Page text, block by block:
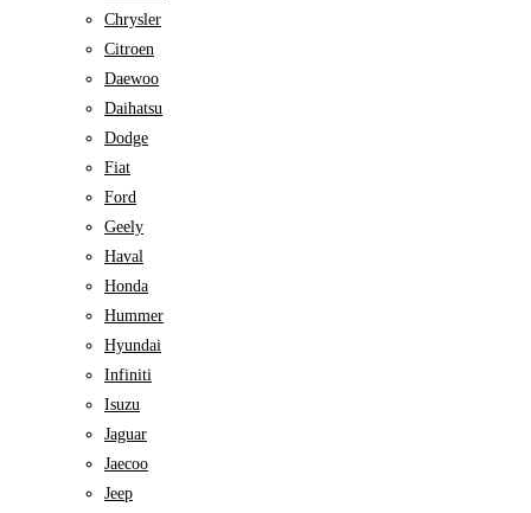
Chrysler
Citroen
Daewoo
Daihatsu
Dodge
Fiat
Ford
Geely
Haval
Honda
Hummer
Hyundai
Infiniti
Isuzu
Jaguar
Jaecoo
Jeep